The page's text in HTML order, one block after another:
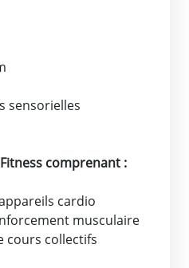
sensorielles
comprenant :
cardio
musculaire
cours collectifs